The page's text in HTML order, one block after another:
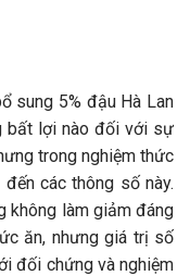
sung 5% đậu Hà Lan
bất lợi nào đối với sự
trong nghiệm thức
các thông số này.
không làm giảm đáng
ăn, nhưng giá trị số
đối chứng và nghiệm